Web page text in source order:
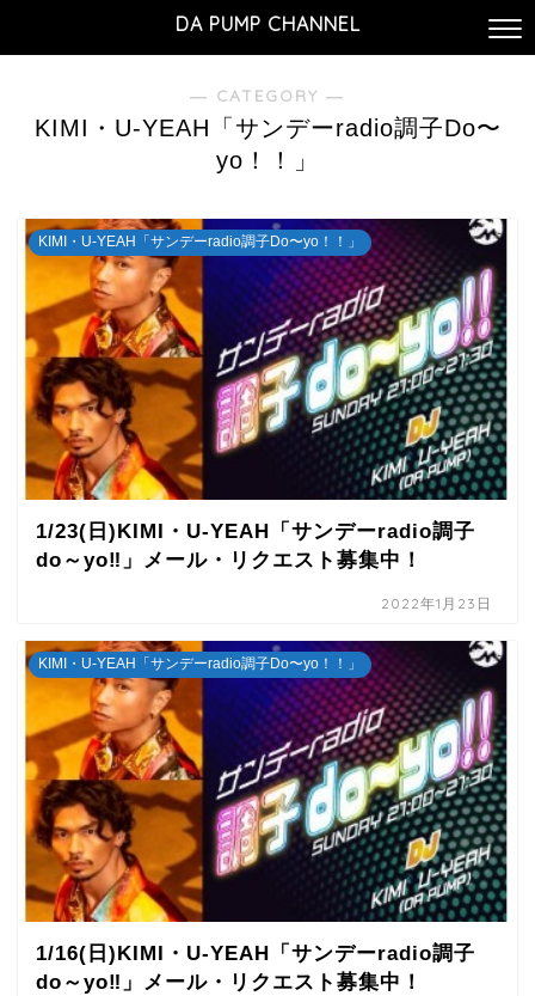
DA PUMP CHANNEL
― CATEGORY ―
KIMI・U-YEAH「サンデーradio調子Do〜
yo！！」
KIMI・U-YEAH「サンデーradio調子Do〜yo！！」
1/23(日)KIMI・U-YEAH「サンデーradio調子
do～yo‼」メール・リクエスト募集中！
2022年1月23日
KIMI・U-YEAH「サンデーradio調子Do〜yo！！」
1/16(日)KIMI・U-YEAH「サンデーradio調子
do～yo‼」メール・リクエスト募集中！